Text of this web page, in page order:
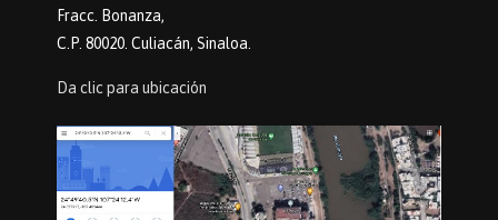
Fracc. Bonanza,
C.P. 80020. Culiacán, Sinaloa.
Da clic para ubicación